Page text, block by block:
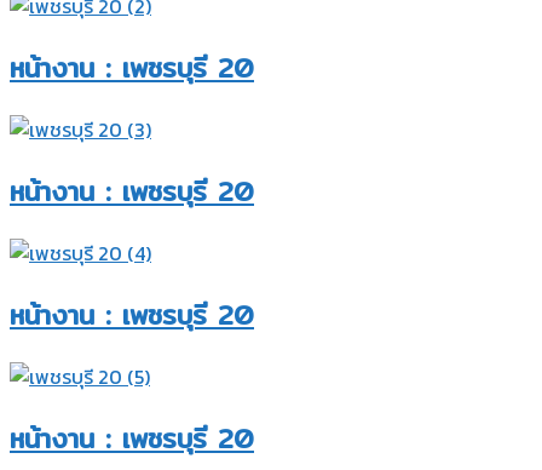
หน้างาน : เพชรบุรี 20
หน้างาน : เพชรบุรี 20
หน้างาน : เพชรบุรี 20
หน้างาน : เพชรบุรี 20